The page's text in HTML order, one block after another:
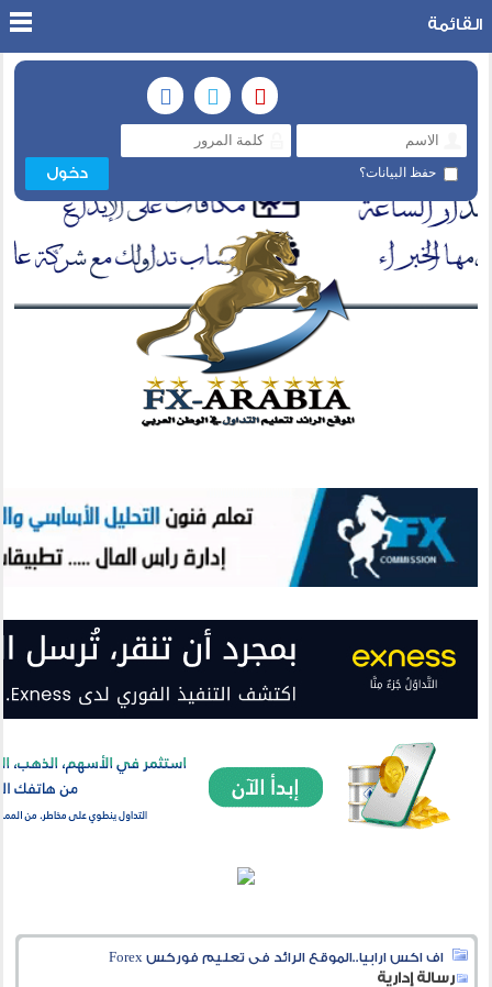
حفظ البيانات؟
القائمة
اف اكس ارابيا..الموقع الرائد فى تعليم فوركس Forex
رسالة إدارية